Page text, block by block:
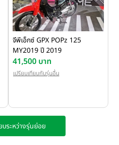
จีพีเอ็กซ์ GPX POPz 125
MY2019 ปี 2019
41,500 บาท
เปรียบเทียบกับรุ่นอื่น
บระหว่างรุ่นย่อย